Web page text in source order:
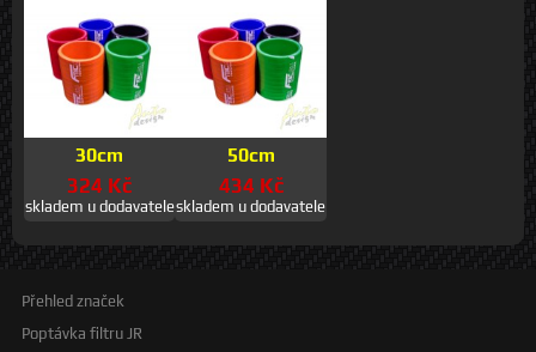
30cm
324 Kč
skladem u dodavatele
50cm
434 Kč
skladem u dodavatele
Přehled značek
Poptávka filtru JR